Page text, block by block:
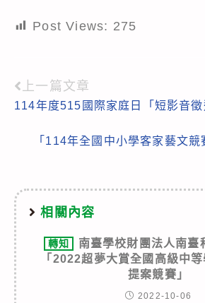
Post Views: 275
Read
more
articles
上一篇文章
114年度515國際家庭日「短影音徵
「114年全國中小學客家藝文
相關內容
轉知
南臺學校財團法人南臺
「2022超夢大賞全國高級中
提案競賽」
2022-10-06